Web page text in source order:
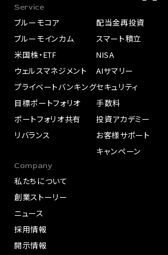
Service
ブルーモコア
ブルーモインカム
米国株・ETF
ウェルスマネジメント
プライベートバンキング
目標ポートフォリオ
ポートフォリオ共有
リバランス
配当金再投資
スマート積立
NISA
AIサマリー
セキュリティ
手数料
投資アカデミー
お客様サポート
キャンペーン
Company
私たちについて
創業ストーリー
ニュース
採用情報
開示情報